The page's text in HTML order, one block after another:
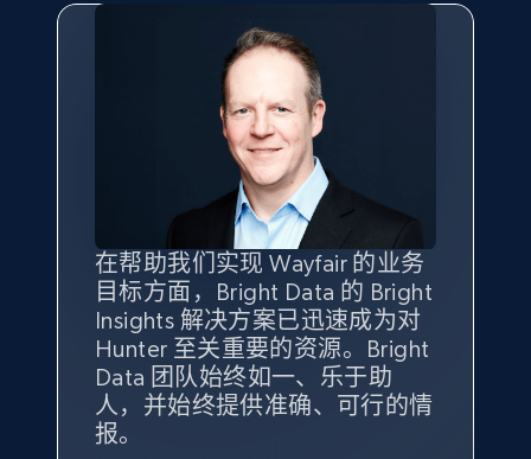
URL, Product id, Title, Seller name, Seller rating,
Seller reviews, Breadcrumbs, Root category, and
359+ 立即开始
eBay - Gather data on products using
specified keywords
URL, Product id, Title, Seller name, Seller rating,
Seller reviews, Breadcrumbs, Root category, and
more.
在帮助我们实现 Wayfair 的业务
目标方面，Bright Data 的 Bright
Insights 解决方案已迅速成为对
Hunter 至关重要的资源。Bright
Data 团队始终如一、乐于助
人，并始终提供准确、可行的情
报。
Bright Insights 的数据极大地支
持了我们公司的目标。每个产品
类别的市场份额帮助我们以主要
竞争对手为基准，而供应商的销
售情况则从战术上帮助我们的营
销团队扩大产品种类。
我们之所以选择 Bright
Insights，是因为它能够跟踪销
售情况，并绘制对我们业务至关
重要的竞争产品类别图。
Yael Fridman
Keter 的市场总监
借助 Bright Data 的解决方案，
我们获得了对市场领域、产品、
竞争格局以及消费者行为趋势的
独特且全面的洞察。
Beverly Taylor
Kingston Brass, Inc. 商品规划总监